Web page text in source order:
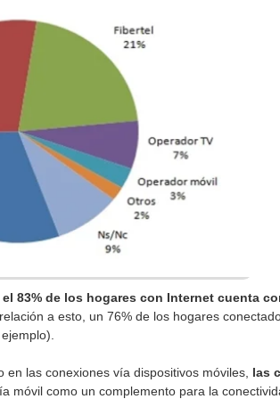
el 83% de los hogares con Internet cuenta
a esto, un 76% de los hogares
las conexiones vía dispositivos móviles, las
móvil como un complemento para la